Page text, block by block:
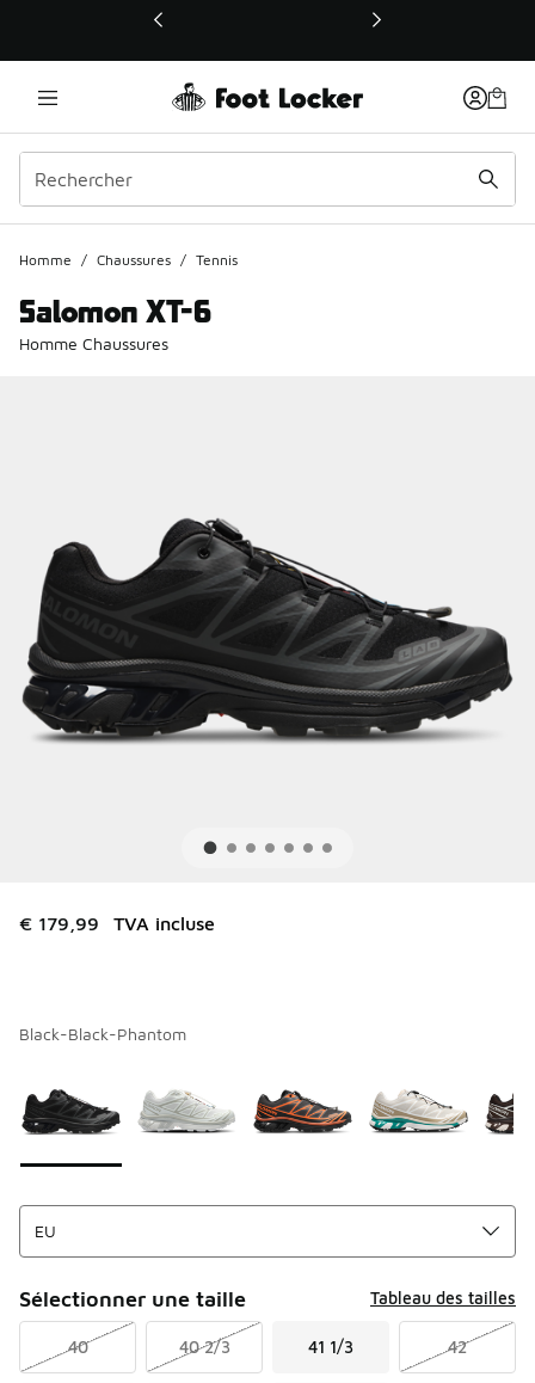
Ce lien ouvrira une nouvelle fenêtre
Homme / Chaussures / Tennis
Salomon XT-6
Homme Chaussures
€ 179,99 TVA incluse
Black-Black-Phantom
Sélectionner une taille Tableau des tailles
40 40 2/3 41 1/3 42